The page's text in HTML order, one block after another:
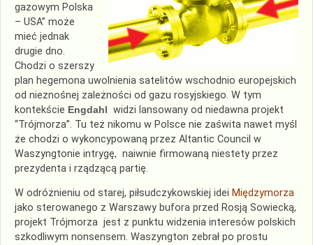
gazowym Polska
– USA” może
mieć jednak
drugie dno.
Chodzi o szerszy
plan hegemona uwolnienia satelitów wschodnio europejskich
od nieznośnej zależności od gazu rosyjskiego. W tym
kontekście Engdahl widzi lansowany od niedawna projekt
“Trójmorza”. Tu też nikomu w Polsce nie zaświta nawet myśl
że chodzi o wykoncypowaną przez Altantic Council w
Waszyngtonie intrygę, naiwnie firmowaną niestety przez
prezydenta i rządzącą partię.
W odróżnieniu od starej, piłsudczykowskiej idei Międzymorza
jako sterowanego z Warszawy bufora przed Rosją Sowiecką,
projekt Trójmorza jest z punktu widzenia interesów polskich
szkodliwym nonsensem. Waszyngton zebrał po prostu